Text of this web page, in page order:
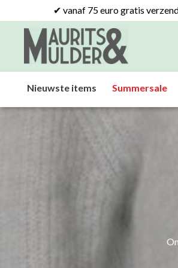
✔ vanaf 75 euro gratis
Nieuwste items Summersale